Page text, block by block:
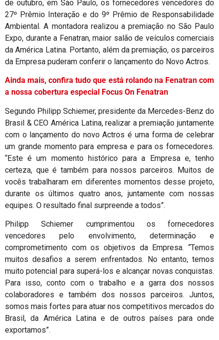
de outubro, em São Paulo, os fornecedores vencedores do
27º Prêmio Interação e do 9º Prêmio de Responsabilidade
Ambiental. A montadora realizou a premiação no São Paulo
Expo, durante a Fenatran, maior salão de veículos comerciais
da América Latina. Portanto, além da premiação, os parceiros
da Empresa puderam conferir o lançamento do Novo Actros.
Ainda mais, confira tudo que está rolando na Fenatran com
a nossa cobertura especial Focus On Fenatran
Segundo Philipp Schiemer, presidente da Mercedes-Benz do
Brasil & CEO América Latina, realizar a premiação juntamente
com o lançamento do novo Actros é uma forma de celebrar
um grande momento para empresa e para os fornecedores.
“Este é um momento histórico para a Empresa e, tenho
certeza, que é também para nossos parceiros. Muitos de
vocês trabalharam em diferentes momentos desse projeto,
durante os últimos quatro anos, juntamente com nossas
equipes. O resultado final surpreende a todos”.
Philipp Schiemer cumprimentou os fornecedores
vencedores pelo envolvimento, determinação e
comprometimento com os objetivos da Empresa. “Temos
muitos desafios a serem enfrentados. No entanto, temos
muito potencial para superá-los e alcançar novas conquistas.
Para isso, conto com o trabalho e a garra dos nossos
colaboradores e também dos nossos parceiros. Juntos,
somos mais fortes para atuar nos competitivos mercados do
Brasil, da América Latina e de outros países para onde
exportamos”.